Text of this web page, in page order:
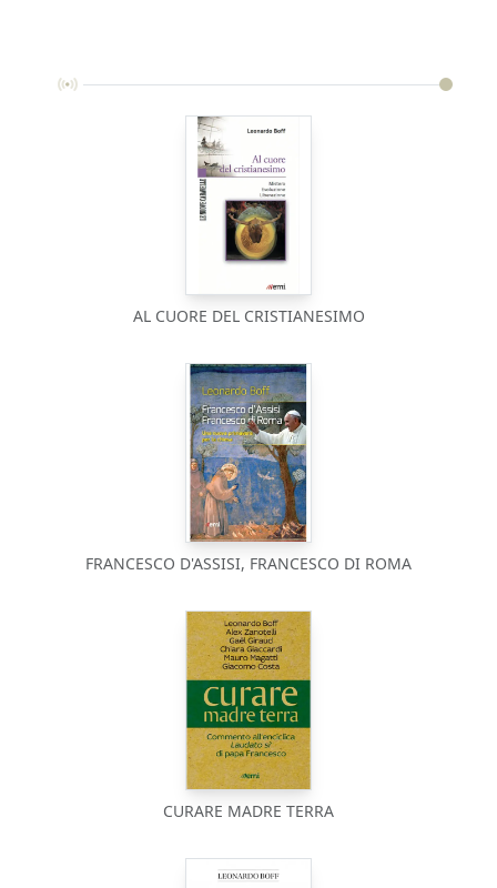
AL CUORE DEL CRISTIANESIMO
FRANCESCO D'ASSISI, FRANCESCO DI ROMA
CURARE MADRE TERRA